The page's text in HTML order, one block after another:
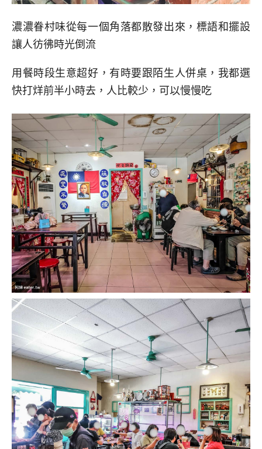
濃濃眷村味從每一個角落都散發出來，標語和擺設
讓人彷彿時光倒流
用餐時段生意超好，有時要跟陌生人併桌，我都選
快打烊前半小時去，人比較少，可以慢慢吃